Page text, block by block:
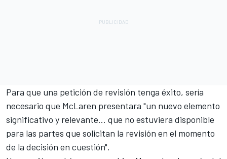
Para que una petición de revisión tenga éxito, sería
necesario que McLaren presentara "un nuevo elemento
significativo y relevante... que no estuviera disponible
para las partes que solicitan la revisión en el momento
de la decisión en cuestión".